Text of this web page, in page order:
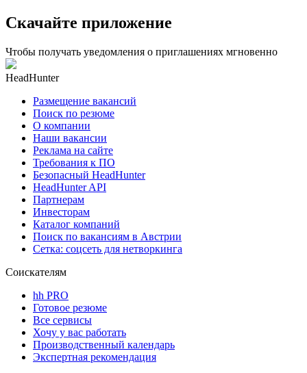
Скачайте приложение
Чтобы получать уведомления о приглашениях мгновенно
HeadHunter
Размещение вакансий
Поиск по резюме
О компании
Наши вакансии
Реклама на сайте
Требования к ПО
Безопасный HeadHunter
HeadHunter API
Партнерам
Инвесторам
Каталог компаний
Поиск по вакансиям в Австрии
Сетка: соцсеть для нетворкинга
Соискателям
hh PRO
Готовое резюме
Все сервисы
Хочу у вас работать
Производственный календарь
Экспертная рекомендация